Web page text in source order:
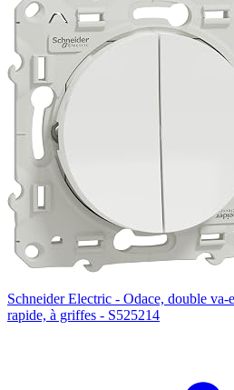
Schneider Electric - Odace, double
rapide, à griffes - S525214